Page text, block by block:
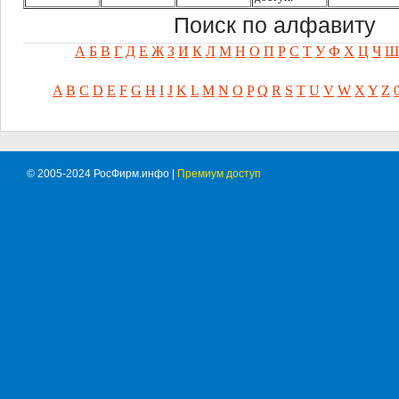
Поиск по алфавиту
А Б В Г Д Е Ж З И К Л М Н О П Р С Т У Ф Х Ц Ч Ш
A B C D E F G H I J K L M N O P Q R S T U V W X Y Z
© 2005-2024 РосФирм.инфо | Премиум доступ